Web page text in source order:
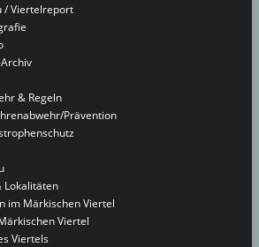
/ Viertelreport
& Regeln
Prävention
Lokalitäten
im Märkischen Viertel
Viertel
Viertels